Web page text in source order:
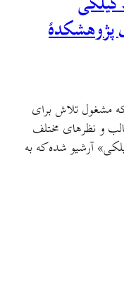
پژوهشکدهٔ
مشغول تلاش برای
و نظرهای مختلف
آرشیو شده که به
پژوهشکدهٔ